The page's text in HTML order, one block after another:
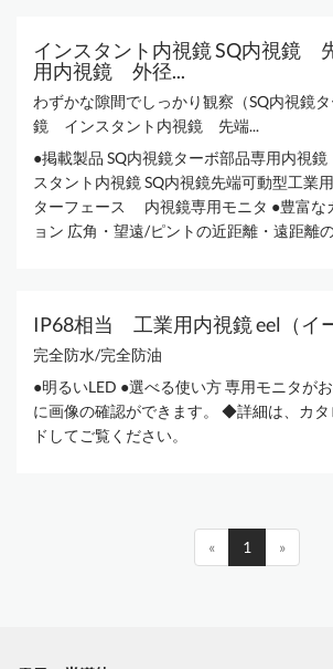
インスタント内視鏡 SQ内視鏡
用内視鏡 外径...
わずかな隙間でしっかり観察（SQ内視鏡
鏡 インスタント内視鏡 先端...
●掲載製品 SQ内視鏡ターボ部品専用内視
スタント内視鏡 SQ内視鏡先端可動型工
ターフェース 内視鏡専用モニタ ●豊富な
ョン 広角・望遠/ピントの近距離・遠距離
IP68相当 工業用内視鏡 eel（イ
完全防水/完全防油
●明るいLED ●選べる使い方 専用モニタが
に画像の確認ができます。 ◆詳細は、カ
ドしてご覧ください。
« 1 »